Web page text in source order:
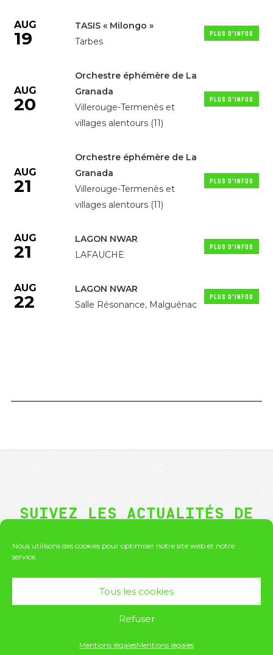
Nous utilisons des cookies pour optimiser notre site web et notre
service.
Tous les cookies
Refuser
Mentions légalesMentions légales
AUG
19
TASIS « Milongo »
Tarbes
PLUS D'INFOS
AUG
20
Orchestre éphémère de La
Granada
Villerouge-Termenès et
villages alentours (11)
PLUS D'INFOS
AUG
21
Orchestre éphémère de La
Granada
Villerouge-Termenès et
villages alentours (11)
PLUS D'INFOS
AUG
21
LAGON NWAR
LAFAUCHE
PLUS D'INFOS
AUG
22
LAGON NWAR
Salle Résonance, Malguénac
PLUS D'INFOS
SUIVEZ LES ACTUALITÉS DE